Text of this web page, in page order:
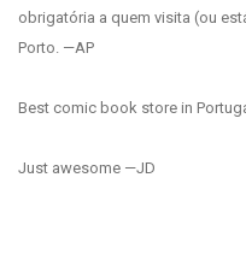
obrigatória a quem visita (ou
Porto. —AP
Best comic book store in
Just awesome —JD